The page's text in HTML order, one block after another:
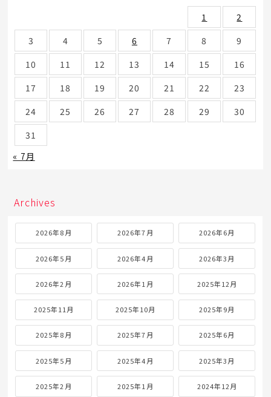
1
2
3
4 5 6 7 8
9
10
11 12 13 14 15
16
17
18 19 20 21 22
23
24
25 26 27 28 29
30
31
« 7月
Archives
2026年8月 2026年7月 2026年6月
2026年5月 2026年4月 2026年3月
2026年2月 2026年1月 2025年12月
2025年11月 2025年10月 2025年9月
2025年8月 2025年7月 2025年6月
2025年5月 2025年4月 2025年3月
2025年2月 2025年1月 2024年12月